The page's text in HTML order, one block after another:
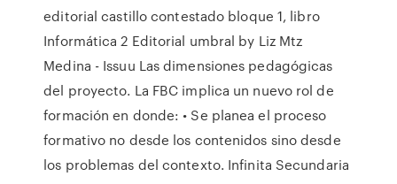
editorial castillo contestado bloque 1, libro
Informática 2 Editorial umbral by Liz Mtz
Medina - Issuu Las dimensiones pedagógicas
del proyecto. La FBC implica un nuevo rol de
formación en donde: • Se planea el proceso
formativo no desde los contenidos sino desde
los problemas del contexto. Infinita Secundaria